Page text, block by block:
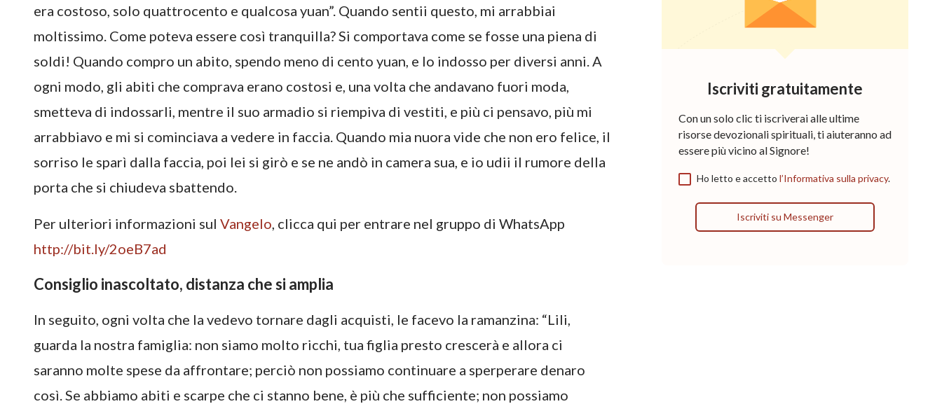
era costoso, solo quattrocento e qualcosa yuan”. Quando sentii questo, mi arrabbiai
moltissimo. Come poteva essere così tranquilla? Si comportava come se fosse una piena di
soldi! Quando compro un abito, spendo meno di cento yuan, e lo indosso per diversi anni. A
ogni modo, gli abiti che comprava erano costosi e, una volta che andavano fuori moda,
smetteva di indossarli, mentre il suo armadio si riempiva di vestiti, e più ci pensavo, più mi
arrabbiavo e mi si cominciava a vedere in faccia. Quando mia nuora vide che non ero felice, il
sorriso le sparì dalla faccia, poi lei si girò e se ne andò in camera sua, e io udii il rumore della
porta che si chiudeva sbattendo.
Per ulteriori informazioni sul Vangelo, clicca qui per entrare nel gruppo di WhatsApp
http://bit.ly/2oeB7ad
Consiglio inascoltato, distanza che si amplia
In seguito, ogni volta che la vedevo tornare dagli acquisti, le facevo la ramanzina: “Lili,
guarda la nostra famiglia: non siamo molto ricchi, tua figlia presto crescerà e allora ci
saranno molte spese da affrontare; perciò non possiamo continuare a sperperare denaro
così. Se abbiamo abiti e scarpe che ci stanno bene, è più che sufficiente; non possiamo
Iscriviti gratuitamente
Con un solo clic ti iscriverai alle ultime
risorse devozionali spirituali, ti aiuteranno ad
essere più vicino al Signore!
Ho letto e accetto l’Informativa sulla privacy.
Iscriviti su Messenger